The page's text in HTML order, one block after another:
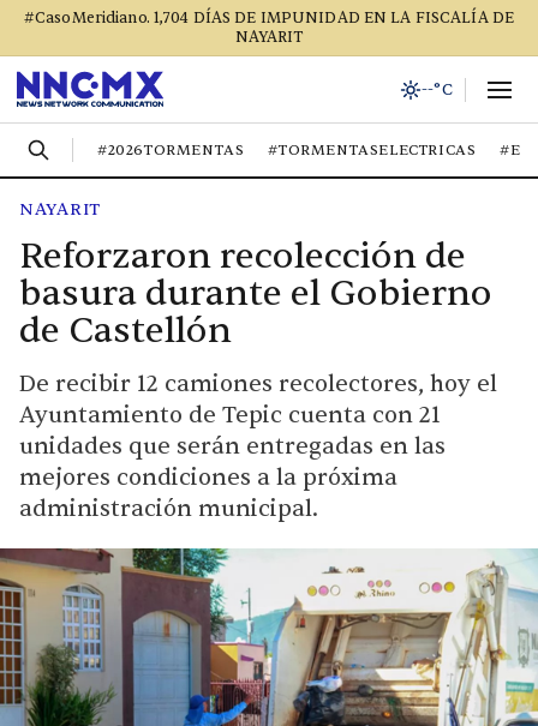
#CasoMeridiano. 1,704 DÍAS DE IMPUNIDAD EN LA FISCALÍA DE
NAYARIT
--°C
#2026TORMENTAS #TORMENTASELECTRICAS
NAYARIT
Reforzaron recolección de
basura durante el Gobierno
de Castellón
De recibir 12 camiones recolectores, hoy el
Ayuntamiento de Tepic cuenta con 21
unidades que serán entregadas en las
mejores condiciones a la próxima
administración municipal.